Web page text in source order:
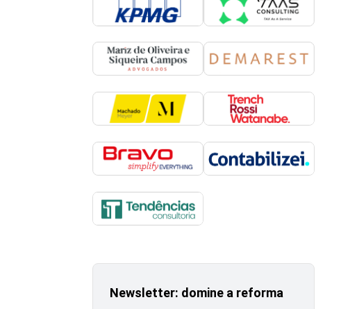
Newsletter: domine a reforma